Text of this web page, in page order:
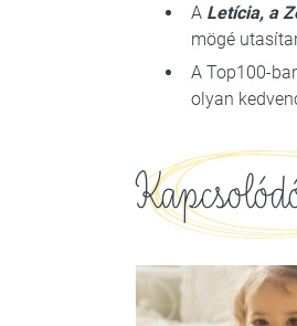
A Letícia, a
mögé
A Top100-
olyan